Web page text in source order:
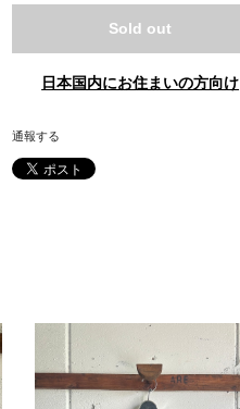
Sold out
日本国内にお住まいの方向け
通報する